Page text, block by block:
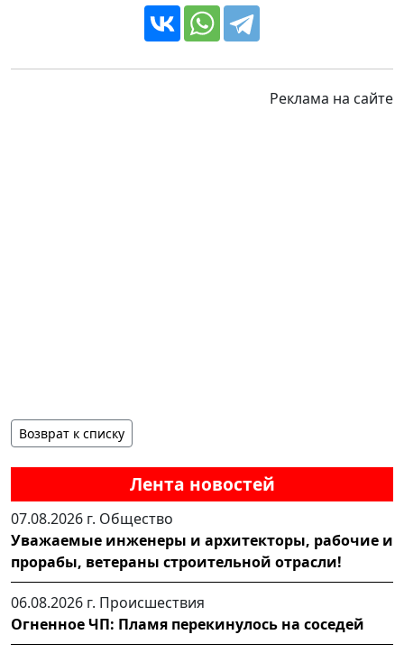
Лента новостей
07.08.2026 г. Общество
Уважаемые инженеры и архитекторы, рабочие и
прорабы, ветераны строительной отрасли!
06.08.2026 г. Происшествия
Огненное ЧП: Пламя перекинулось на соседей
Реклама на сайте
Возврат к списку